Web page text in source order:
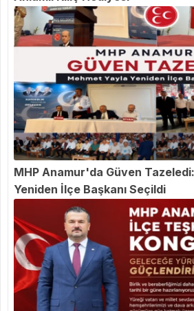
MHP Anamur'da Güven
Yeniden İlçe Başkanı Seçildi